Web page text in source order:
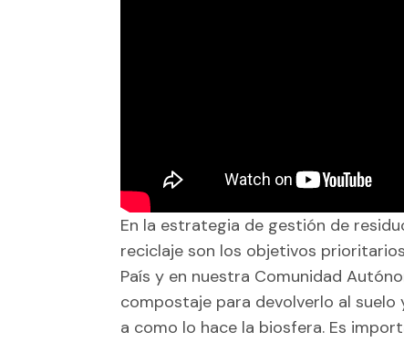
En la estrategia de gestión de
reciclaje son los objetivos
País y en nuestra Comunidad
compostaje para devolverlo al
a como lo hace la biosfera. Es